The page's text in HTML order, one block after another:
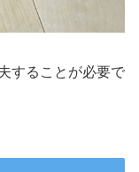
することが必要で